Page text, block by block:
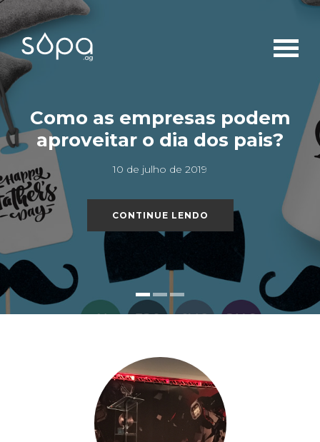
Inovação em Mercados
Tradicionais
25 de abril de 2019
CONTINUE LENDO